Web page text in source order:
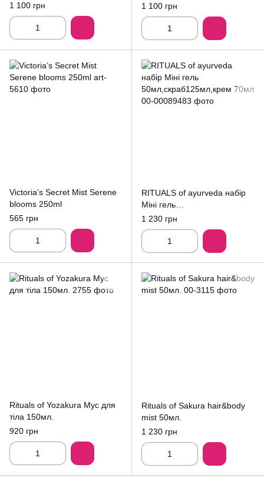
1 100 грн
1 100 грн
Victoria’s Secret Mist Serene
blooms 250ml
565 грн
RITUALS of ayurveda набір
Міні гель
50мл,скраб125мл,крем 70мл
1 230 грн
Rituals of Yozakura Мус для
тіла 150мл.
920 грн
Rituals of Sakura hair&body
mist 50мл.
1 230 грн